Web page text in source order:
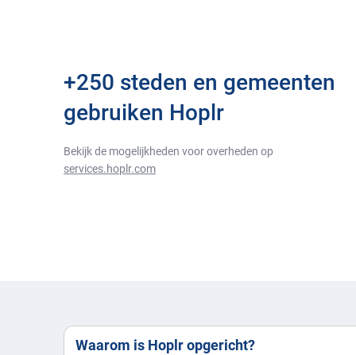
+250 steden en gemeenten
gebruiken Hoplr
Bekijk de mogelijkheden voor overheden op
services.hoplr.com
Waarom is Hoplr opgericht?